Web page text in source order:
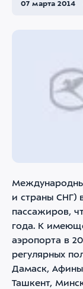
07 марта 2014
и страны СНГ)
пассажиров,
года. К
аэропорта в
регулярных
Дамаск,
Ташкент,